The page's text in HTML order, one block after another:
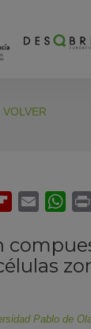
VOLVER
Pablo de